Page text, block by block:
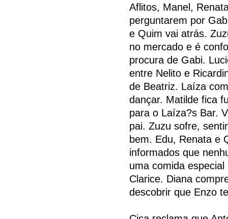
Aflitos, Manel,
perguntarem por
e Quim vai atrás.
no mercado e é
procura de Gabi.
entre Nelito e
de Beatriz. Laíza
dançar. Matilde fica
para o Laíza?s Bar.
pai. Zuzu sofre,
bem. Edu, Renata e
informados que
uma comida
Clarice. Diana
descobrir que Enzo